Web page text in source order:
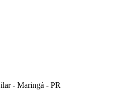
- Maringá - PR